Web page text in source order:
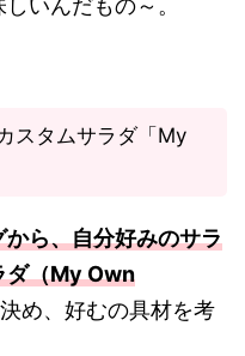
いんだもの～。
スタムサラダ「My
ら、自分好みのサラ
ダ（My Own
め、好むの具材を考